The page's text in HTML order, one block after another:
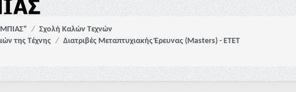
Σχολή Καλών Τεχνών
της Τέχνης
Διατριβές Μεταπτυχιακής Έρευνας (Masters) - ΕΤΕΤ